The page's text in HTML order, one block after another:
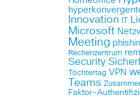
Innovation
Microsoft
Meeting
Rechenzentrum
Security
Töchtertag VPN
Teams
Faktor-